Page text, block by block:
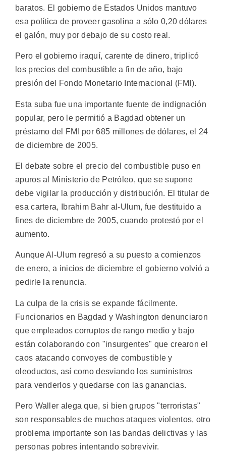
baratos. El gobierno de Estados Unidos mantuvo
esa política de proveer gasolina a sólo 0,20 dólares
el galón, muy por debajo de su costo real.
Pero el gobierno iraquí, carente de dinero, triplicó
los precios del combustible a fin de año, bajo
presión del Fondo Monetario Internacional (FMI).
Esta suba fue una importante fuente de indignación
popular, pero le permitió a Bagdad obtener un
préstamo del FMI por 685 millones de dólares, el 24
de diciembre de 2005.
El debate sobre el precio del combustible puso en
apuros al Ministerio de Petróleo, que se supone
debe vigilar la producción y distribución. El titular de
esa cartera, Ibrahim Bahr al-Ulum, fue destituido a
fines de diciembre de 2005, cuando protestó por el
aumento.
Aunque Al-Ulum regresó a su puesto a comienzos
de enero, a inicios de diciembre el gobierno volvió a
pedirle la renuncia.
La culpa de la crisis se expande fácilmente.
Funcionarios en Bagdad y Washington denunciaron
que empleados corruptos de rango medio y bajo
están colaborando con "insurgentes" que crearon el
caos atacando convoyes de combustible y
oleoductos, así como desviando los suministros
para venderlos y quedarse con las ganancias.
Pero Waller alega que, si bien grupos "terroristas"
son responsables de muchos ataques violentos, otro
problema importante son las bandas delictivas y las
personas pobres intentando sobrevivir.